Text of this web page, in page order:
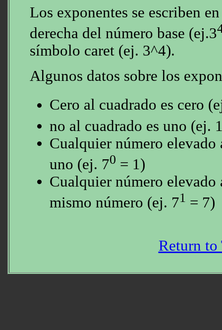
Los exponentes se escriben
derecha del número base (ej.3
símbolo caret (ej. 3^4).
Algunos datos sobre los
Cero al cuadrado es cero
no al cuadrado es uno (ej.
Cualquier número elevado
uno (ej. 70 = 1)
Cualquier número elevado
mismo número (ej. 71 = 7)
Return to